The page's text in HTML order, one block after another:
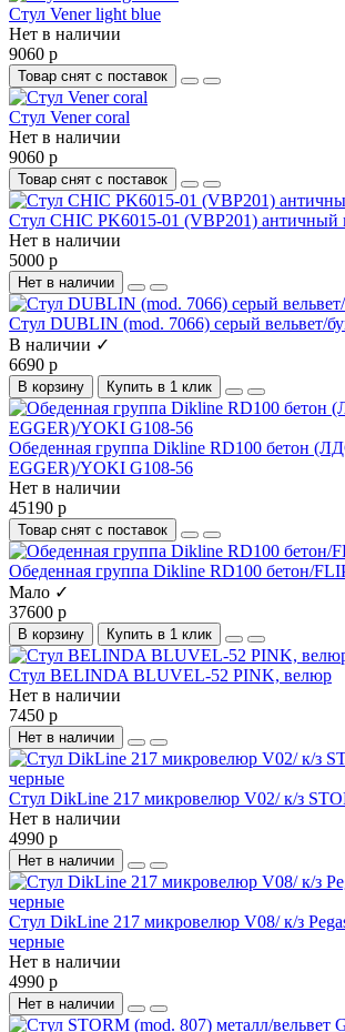
Стул Vener light blue
Нет в наличии
9060 р
Товар снят с поставок
Стул Vener coral
Нет в наличии
9060 р
Товар снят с поставок
Стул CHIC PK6015-01 (VBP201) античный
Нет в наличии
5000 р
Нет в наличии
Стул DUBLIN (mod. 7066) серый вельвет/
В наличии ✓
6690 р
В корзину Купить в 1 клик
Обеденная группа Dikline RD100 бетон
EGGER)/YOKI G108-56
Нет в наличии
45190 р
Товар снят с поставок
Обеденная группа Dikline RD100 бетон/
Мало ✓
37600 р
В корзину Купить в 1 клик
Стул BELINDA BLUVEL-52 PINK, велюр
Нет в наличии
7450 р
Нет в наличии
Стул DikLine 217 микровелюр V02/ к/з
Нет в наличии
4990 р
Нет в наличии
Стул DikLine 217 микровелюр V08/ к/з
черные
Нет в наличии
4990 р
Нет в наличии